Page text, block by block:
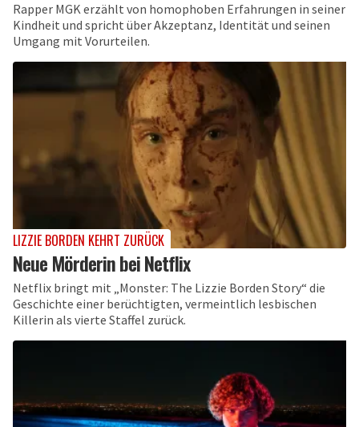
Rapper MGK erzählt von homophoben Erfahrungen in seiner
Kindheit und spricht über Akzeptanz, Identität und seinen
Umgang mit Vorurteilen.
LIZZIE BORDEN KEHRT ZURÜCK
Neue Mörderin bei Netflix
Netflix bringt mit „Monster: The Lizzie Borden Story“ die
Geschichte einer berüchtigten, vermeintlich lesbischen
Killerin als vierte Staffel zurück.